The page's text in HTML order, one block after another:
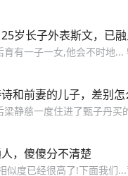
岁长子外表斯文，已
有一子一女,他会不时地
和前妻的儿子，差别
静慈一度住进了甄子丹买
，傻傻分不清楚
似度已经很高了!下面我们